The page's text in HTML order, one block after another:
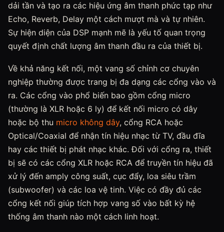
dải tần và tạo ra các hiệu ứng âm thanh phức tạp như
Echo, Reverb, Delay một cách mượt mà và tự nhiên.
Sự hiện diện của DSP mạnh mẽ là yếu tố quan trọng
quyết định chất lượng âm thanh đầu ra của thiết bị.
Về khả năng kết nối, một vang số chỉnh cơ chuyên
nghiệp thường được trang bị đa dạng các cổng vào và
ra. Các cổng vào phổ biến bao gồm cổng micro
(thường là XLR hoặc 6 ly) để kết nối micro có dây
hoặc bộ thu micro không dây, cổng RCA hoặc
Optical/Coaxial để nhận tín hiệu nhạc từ TV, đầu đĩa
hay các thiết bị phát nhạc khác. Đối với cổng ra, thiết
bị sẽ có các cổng XLR hoặc RCA để truyền tín hiệu đã
xử lý đến amply công suất, cục đẩy, loa siêu trầm
(subwoofer) và các loa vệ tinh. Việc có đầy đủ các
cổng kết nối giúp tích hợp vang số vào bất kỳ hệ
thống âm thanh nào một cách linh hoạt.